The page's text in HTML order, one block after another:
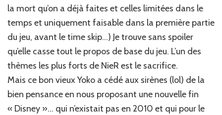
la mort qu’on a déjà faites et celles limitées dans le
temps et uniquement faisable dans la première partie
du jeu, avant le time skip…) Je trouve sans spoiler
qu’elle casse tout le propos de base du jeu. L’un des
thèmes les plus forts de NieR est le sacrifice.
Mais ce bon vieux Yoko a cédé aux sirènes (lol) de la
bien pensance en nous proposant une nouvelle fin
« Disney »… qui n’existait pas en 2010 et qui pour le